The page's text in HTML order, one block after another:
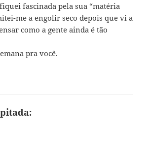
fascinada pela sua “matéria
me a engolir seco depois que vi a
como a gente ainda é tão
pra você.